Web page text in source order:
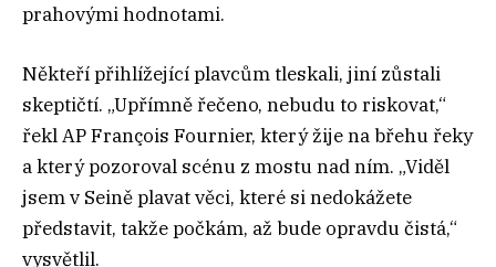
prahovými hodnotami.
Někteří přihlížející plavcům tleskali, jiní zůstali
skeptičtí. „Upřímně řečeno, nebudu to riskovat,“
řekl AP François Fournier, který žije na břehu řeky
a který pozoroval scénu z mostu nad ním. „Viděl
jsem v Seině plavat věci, které si nedokážete
představit, takže počkám, až bude opravdu čistá,“
vysvětlil.